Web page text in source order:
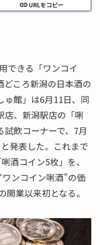
URLをコピー
できる「ワンコイ
どころ新潟の日本酒の
ゅ館」は6月11日、同
店、新潟駅店の「唎
試飲コーナーで、7月
発表した。これまで
酒コイン5枚」を、
ンコイン唎酒”の価
業以来初となる。